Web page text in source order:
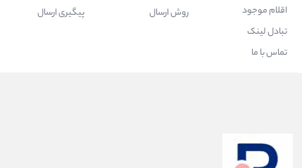
اقلام موجود
تبادل لینک
تماس با ما
روش ارسال
پیگیری ارسال